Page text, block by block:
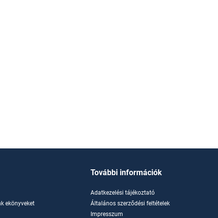
ekönyveket
További információk
Adatkezelési tájékoztató
Általános szerződési feltételek
Impresszum